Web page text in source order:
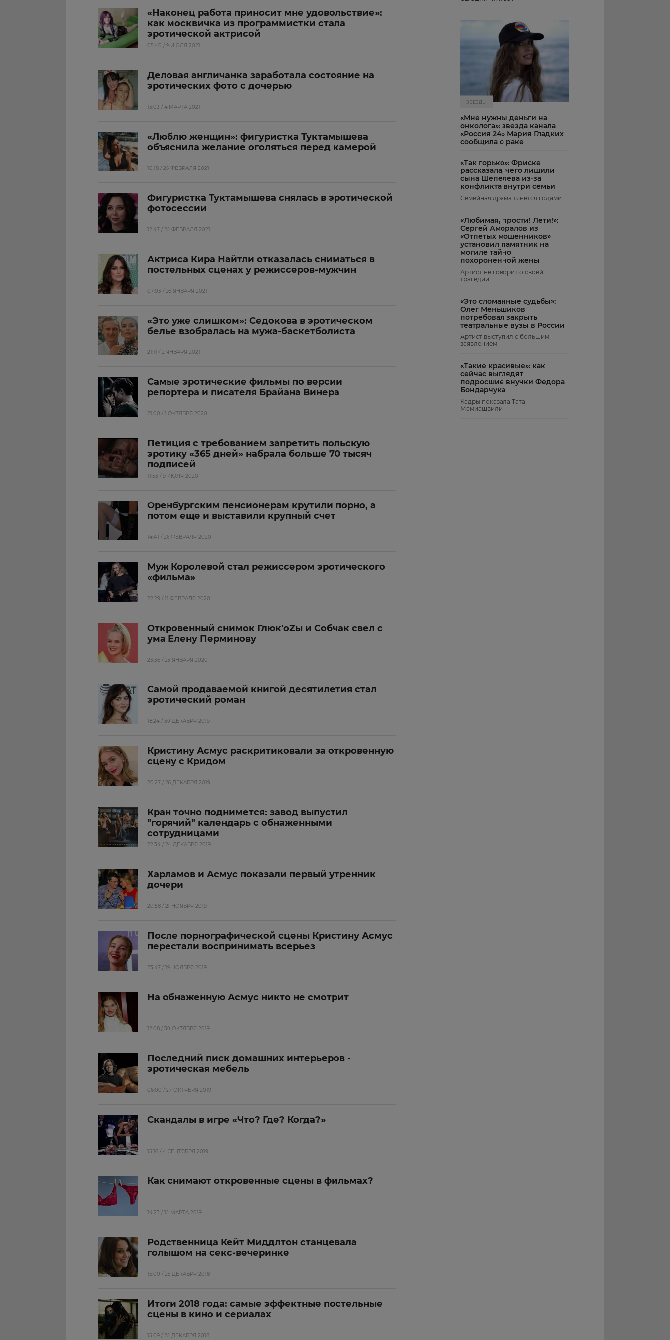
«Наконец работа приносит мне удовольствие»:
как москвичка из программистки стала
эротической актрисой
05:40 / 9 ИЮЛЯ 2021
Деловая англичанка заработала состояние на
эротических фото с дочерью
13:03 / 4 МАРТА 2021
«Люблю женщин»: фигуристка Туктамышева
объяснила желание оголяться перед камерой
10:18 / 26 ФЕВРАЛЯ 2021
Фигуристка Туктамышева снялась в эротической
фотосессии
12:47 / 25 ФЕВРАЛЯ 2021
Актриса Кира Найтли отказалась сниматься в
постельных сценах у режиссеров-мужчин
07:03 / 26 ЯНВАРЯ 2021
«Это уже слишком»: Седокова в эротическом
белье взобралась на мужа-баскетболиста
21:11 / 2 ЯНВАРЯ 2021
Самые эротические фильмы по версии
репортера и писателя Брайана Винера
21:00 / 1 ОКТЯБРЯ 2020
Петиция с требованием запретить польскую
эротику «365 дней» набрала больше 70 тысяч
подписей
11:53 / 9 ИЮЛЯ 2020
Оренбургским пенсионерам крутили порно, а
потом еще и выставили крупный счет
14:41 / 26 ФЕВРАЛЯ 2020
Муж Королевой стал режиссером эротического
«фильма»
22:29 / 11 ФЕВРАЛЯ 2020
Откровенный снимок Глюк'oZы и Собчак свел с
ума Елену Перминову
23:36 / 23 ЯНВАРЯ 2020
Самой продаваемой книгой десятилетия стал
эротический роман
18:24 / 30 ДЕКАБРЯ 2019
Кристину Асмус раскритиковали за откровенную
сцену с Кридом
20:27 / 26 ДЕКАБРЯ 2019
Кран точно поднимется: завод выпустил
"горячий" календарь с обнаженными
сотрудницами
22:34 / 24 ДЕКАБРЯ 2019
Харламов и Асмус показали первый утренник
дочери
20:58 / 21 НОЯБРЯ 2019
После порнографической сцены Кристину Асмус
перестали воспринимать всерьез
23:47 / 19 НОЯБРЯ 2019
На обнаженную Асмус никто не смотрит
12:08 / 30 ОКТЯБРЯ 2019
Последний писк домашних интерьеров -
эротическая мебель
06:00 / 27 ОКТЯБРЯ 2019
Скандалы в игре «Что? Где? Когда?»
15:16 / 4 СЕНТЯБРЯ 2019
Как снимают откровенные сцены в фильмах?
14:23 / 15 МАРТА 2019
Родственница Кейт Миддлтон станцевала
голышом на секс-вечеринке
15:00 / 26 ДЕКАБРЯ 2018
Итоги 2018 года: самые эффектные постельные
сцены в кино и сериалах
15:09 / 25 ДЕКАБРЯ 2018
ЗВЕЗДЫ
«Мне нужны деньги на
онколога»: звезда канала
«Россия 24» Мария Гладких
сообщила о раке
«Так горько»: Фриске
рассказала, чего лишили
сына Шепелева из-за
конфликта внутри семьи
Семейная драма тянется годами
«Любимая, прости! Лети!»:
Сергей Аморалов из
«Отпетых мошенников»
установил памятник на
могиле тайно
похороненной жены
Артист не говорит о своей
трагедии
«Это сломанные судьбы»:
Олег Меньшиков
потребовал закрыть
театральные вузы в России
Артист выступил с большим
заявлением
«Такие красивые»: как
сейчас выглядят
подросшие внучки Федора
Бондарчука
Кадры показала Тата
Мамиашвили